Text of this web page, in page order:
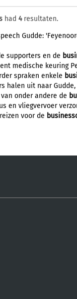
had 4resultaten.
Gudde:
supporters en de
medische keuring
spraken enkele
halen uit naar Gudde,
onder andere de
en vliegvervoer
voor de